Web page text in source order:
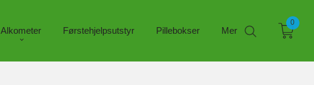
Alkometer Førstehjelpsutstyr Pillebokser Mer
0